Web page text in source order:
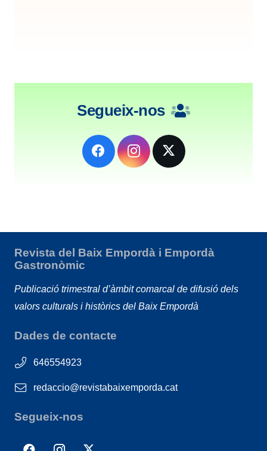
Segueix-nos
Revista del Baix Empordà i Empordà
Gastronòmic
Publicació trimestral d’àmbit comarcal de difusió dels
valors culturals i històrics del Baix Empordà
Dades de contacte
646554923
redaccio@revistabaixemporda.cat
Segueix-nos